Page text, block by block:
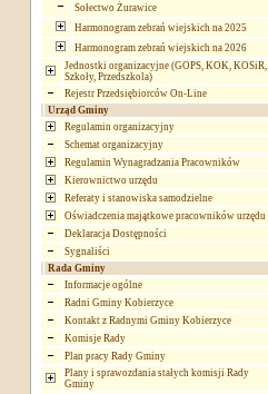
Sołectwo Żurawice
Harmonogram zebrań wiejskich na 2025
Harmonogram zebrań wiejskich na 2026
Jednostki organizacyjne (GOPS, KOK, KOSiR,
Szkoły, Przedszkola)
Rejestr Przedsiębiorców On-Line
Urząd Gminy
Regulamin organizacyjny
Schemat organizacyjny
Regulamin Wynagradzania Pracowników
Kierownictwo urzędu
Referaty i stanowiska samodzielne
Oświadczenia majątkowe pracowników urzędu
Deklaracja Dostępności
Sygnaliści
Rada Gminy
Informacje ogólne
Radni Gminy Kobierzyce
Kontakt z Radnymi Gminy Kobierzyce
Komisje Rady
Plan pracy Rady Gminy
Plany i sprawozdania stałych komisji Rady
Gminy